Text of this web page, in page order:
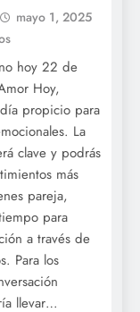
mayo 1, 2025
hoy 22 de
Hoy,
propicio para
La
clave y podrás
más
pareja,
para
a través de
Para los
llevar…